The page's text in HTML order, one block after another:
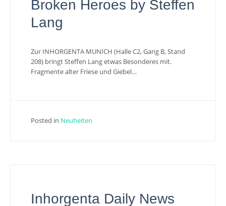
Broken Heroes by Steffen
Lang
Zur INHORGENTA MUNICH (Halle C2, Gang B, Stand
208) bringt Steffen Lang etwas Besonderes mit.
Fragmente alter Friese und Giebel…
Posted in Neuheiten
Inhorgenta Daily News